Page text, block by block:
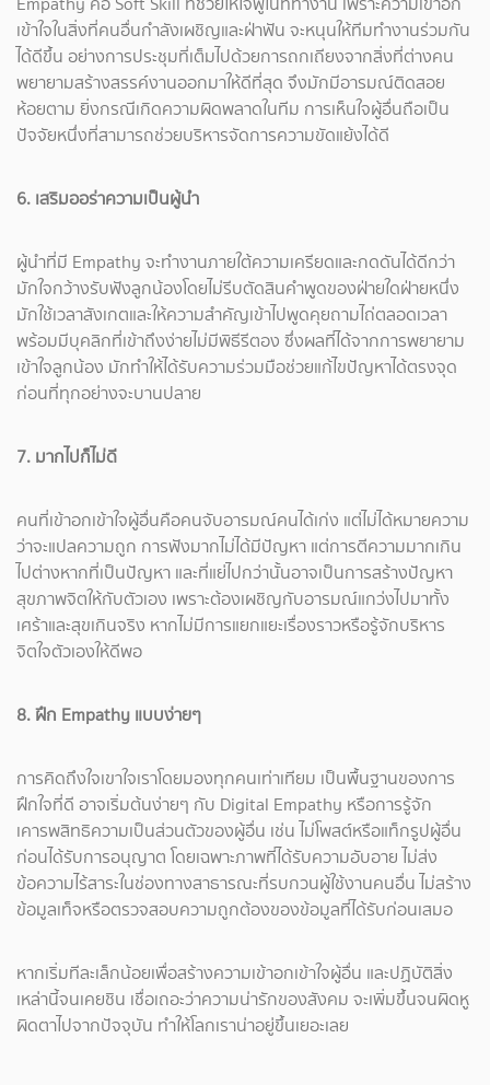
เข้าใจในสิ่งที่คนอื่นกำลังเผชิญและฝ่าฟัน จะหนุนให้ทีมทำงานร่วมกัน
ได้ดีขึ้น อย่างการประชุมที่เต็มไปด้วยการถกเถียงจากสิ่งที่ต่างคน
พยายามสร้างสรรค์งานออกมาให้ดีที่สุด จึงมักมีอารมณ์ติดสอย
ห้อยตาม ยิ่งกรณีเกิดความผิดพลาดในทีม การเห็นใจผู้อื่นถือเป็น
ปัจจัยหนึ่งที่สามารถช่วยบริหารจัดการความขัดแย้งได้ดี
6. เสริมออร่าความเป็นผู้นำ
ผู้นำที่มี Empathy จะทำงานภายใต้ความเครียดและกดดันได้ดีกว่า
มักใจกว้างรับฟังลูกน้องโดยไม่รีบตัดสินคำพูดของฝ่ายใดฝ่ายหนึ่ง
มักใช้เวลาสังเกตและให้ความสำคัญเข้าไปพูดคุยถามไถ่ตลอดเวลา
พร้อมมีบุคลิกที่เข้าถึงง่ายไม่มีพิธีรีตอง ซึ่งผลที่ได้จากการพยายาม
เข้าใจลูกน้อง มักทำให้ได้รับความร่วมมือช่วยแก้ไขปัญหาได้ตรงจุด
ก่อนที่ทุกอย่างจะบานปลาย
7. มากไปก็ไม่ดี
คนที่เข้าอกเข้าใจผู้อื่นคือคนจับอารมณ์คนได้เก่ง แต่ไม่ได้หมายความ
ว่าจะแปลความถูก การฟังมากไม่ได้มีปัญหา แต่การตีความมากเกิน
ไปต่างหากที่เป็นปัญหา และที่แย่ไปกว่านั้นอาจเป็นการสร้างปัญหา
สุขภาพจิตให้กับตัวเอง เพราะต้องเผชิญกับอารมณ์แกว่งไปมาทั้ง
เศร้าและสุขเกินจริง หากไม่มีการแยกแยะเรื่องราวหรือรู้จักบริหาร
จิตใจตัวเองให้ดีพอ
8. ฝึก Empathy แบบง่ายๆ
การคิดถึงใจเขาใจเราโดยมองทุกคนเท่าเทียม เป็นพื้นฐานของการ
ฝึกใจที่ดี อาจเริ่มต้นง่ายๆ กับ Digital Empathy หรือการรู้จัก
เคารพสิทธิความเป็นส่วนตัวของผู้อื่น เช่น ไม่โพสต์หรือแท็กรูปผู้อื่น
ก่อนได้รับการอนุญาต โดยเฉพาะภาพที่ได้รับความอับอาย ไม่ส่ง
ข้อความไร้สาระในช่องทางสาธารณะที่รบกวนผู้ใช้งานคนอื่น ไม่สร้าง
ข้อมูลเท็จหรือตรวจสอบความถูกต้องของข้อมูลที่ได้รับก่อนเสมอ
หากเริ่มทีละเล็กน้อยเพื่อสร้างความเข้าอกเข้าใจผู้อื่น และปฏิบัติสิ่ง
เหล่านี้จนเคยชิน เชื่อเถอะว่าความน่ารักของสังคม จะเพิ่มขึ้นจนผิดหู
ผิดตาไปจากปัจจุบัน ทำให้โลกเราน่าอยู่ขึ้นเยอะเลย